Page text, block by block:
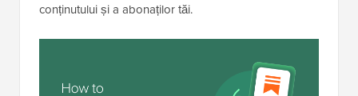
conținutului și a abonaților tăi.